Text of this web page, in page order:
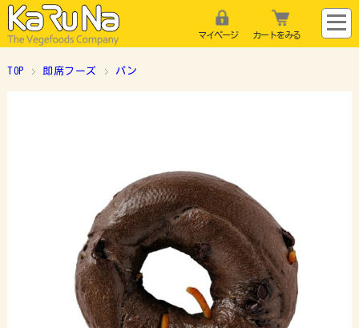
マイページ カートをみる
TOP 即席フーズ パン